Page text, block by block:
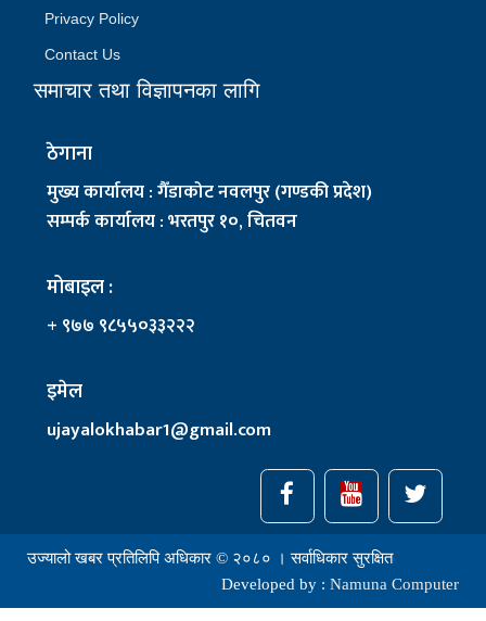
Privacy Policy
Contact Us
समाचार तथा विज्ञापनका लागि
ठेगाना
मुख्य कार्यालय : गैँडाकोट नवलपुर (गण्डकी प्रदेश)
सम्पर्क कार्यालय : भरतपुर १०, चितवन
मोबाइल :
+ ९७७ ९८५५०३३२२२
इमेल
ujayalokhabar1@gmail.com
उज्यालो खबर प्रतिलिपि अधिकार © २०८० । सर्वाधिकार सुरक्षित
Developed by : Namuna Computer